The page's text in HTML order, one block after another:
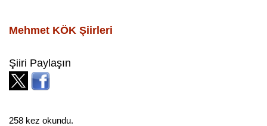
Mehmet KÖK Şiirleri
Şiiri Paylaşın
258 kez okundu.